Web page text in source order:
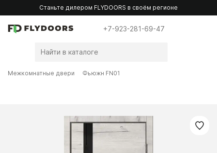
Станьте дилером FLYDOORS в своём регионе
+7-923-281-69-47
Межкомнатные двери Фьюжн FN01